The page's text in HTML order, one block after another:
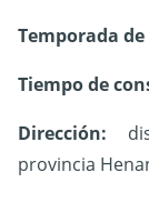
Temporada
Tiempo de
Dirección:
provincia